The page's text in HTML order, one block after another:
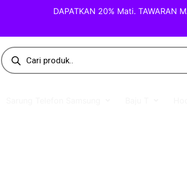
DAPATKAN 20% Mati. TAWARAN